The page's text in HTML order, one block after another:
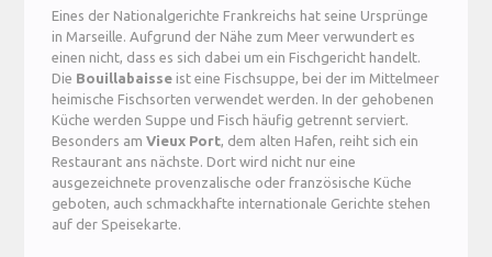
Eines der Nationalgerichte Frankreichs hat seine Ursprünge
in Marseille. Aufgrund der Nähe zum Meer verwundert es
einen nicht, dass es sich dabei um ein Fischgericht handelt.
Die Bouillabaisse ist eine Fischsuppe, bei der im Mittelmeer
heimische Fischsorten verwendet werden. In der gehobenen
Küche werden Suppe und Fisch häufig getrennt serviert.
Besonders amVieux Port, dem alten Hafen, reiht sich ein
Restaurant ans nächste. Dort wird nicht nur eine
ausgezeichnete provenzalische oder französische Küche
geboten, auch schmackhafte internationale Gerichte stehen
auf der Speisekarte.